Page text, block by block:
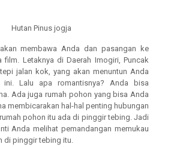
membawa Anda dan pasangan ke
film. Letaknya di Daerah Imogiri, Puncak
jalan kok, yang akan menuntun Anda
ini. Lalu apa romantisnya? Anda bisa
Ada juga rumah pohon yang bisa Anda
membicarakan hal-hal penting hubungan
pohon itu ada di pinggir tebing. Jadi
Anda melihat pemandangan memukau
di pinggir tebing itu.